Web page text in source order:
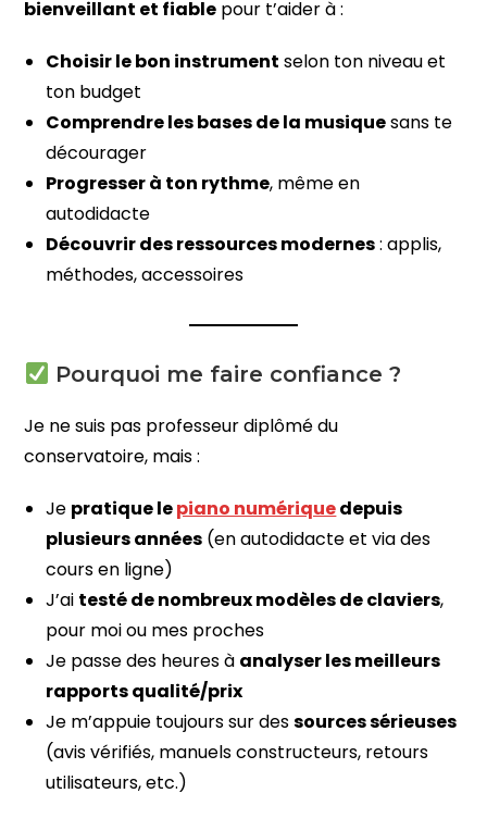
bienveillant et fiable pour t’aider à :
Choisir le bon instrument selon ton niveau et
ton budget
Comprendre les bases de la musiquesans te
décourager
Progresser à ton rythme, même en
autodidacte
Découvrir des ressources modernes: applis,
méthodes, accessoires
Pourquoi me faire confiance ?
Je ne suis pas professeur diplômé du
conservatoire, mais :
Je pratique lepiano numériquedepuis
plusieurs années (en autodidacte et via des
cours en ligne)
J’ai testé de nombreux modèles de claviers,
pour moi ou mes proches
Je passe des heures à analyser les meilleurs
rapports qualité/prix
Je m’appuie toujours sur dessources sérieuses
(avis vérifiés, manuels constructeurs, retours
utilisateurs, etc.)